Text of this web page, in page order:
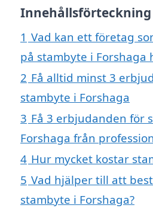
Innehållsförteckning
1 Vad kan ett företag
på stambyte i Forshaga
2 Få alltid minst 3
stambyte i Forshaga
3 Få 3 erbjudanden för
Forshaga från
4 Hur mycket kostar
5 Vad hjälper till att
stambyte i Forshaga?